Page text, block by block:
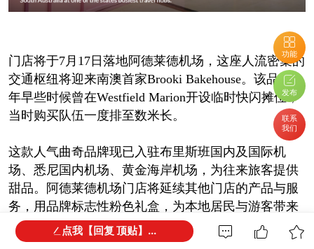
功能
发布
联系
我们
门店将于7月17日落地阿德莱德机场，这座人流密集的
交通枢纽将迎来南澳首家Brooki Bakehouse。该品牌今
年早些时候曾在Westfield Marion开设临时快闪摊位，
当时购买队伍一度排至数米长。
这款人气曲奇品牌现已入驻布里斯班国内及国际机
场、悉尼国内机场、黄金海岸机场，为往来旅客提供
甜品。阿德莱德机场门店将延续其他门店的产品与服
务，用品牌标志性粉色礼盒，为本地居民与游客带来
多款曲奇甜品。点我【回复 顶贴】...